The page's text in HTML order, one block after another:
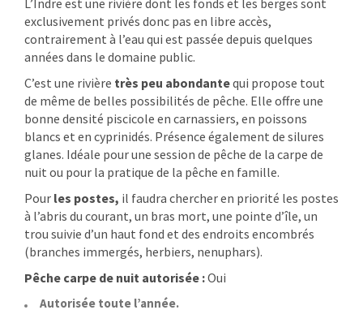
L’Indre est une rivière dont les fonds et les berges sont
exclusivement privés donc pas en libre accès,
contrairement à l’eau qui est passée depuis quelques
années dans le domaine public.
C’est une rivière très peu abondantequi propose tout
de même de belles possibilités de pêche. Elle offre une
bonne densité piscicole en carnassiers, en poissons
blancs et en cyprinidés. Présence également de silures
glanes. Idéale pour une session de pêche de la carpe de
nuit ou pour la pratique de la pêche en famille.
Pour les postes, il faudra chercher en priorité les postes
à l’abris du courant, un bras mort, une pointe d’île, un
trou suivie d’un haut fond et des endroits encombrés
(branches immergés, herbiers, nenuphars).
Pêche carpe de nuit autorisée :Oui
Autorisée toute l’année.